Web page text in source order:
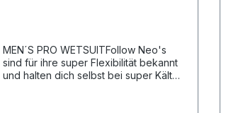
MEN´S PRO WETSUITFollow Neo's
sind für ihre super Flexibilität bekannt
und halten dich selbst bei super Kälte